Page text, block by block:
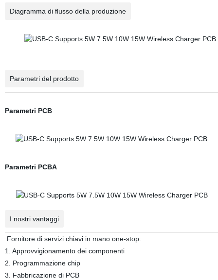
Diagramma di flusso della produzione
Parametri del prodotto
Parametri PCB
Parametri PCBA
I nostri vantaggi
Fornitore di servizi chiavi in mano one-stop:
1. Approvvigionamento dei componenti
2. Programmazione chip
3. Fabbricazione di PCB